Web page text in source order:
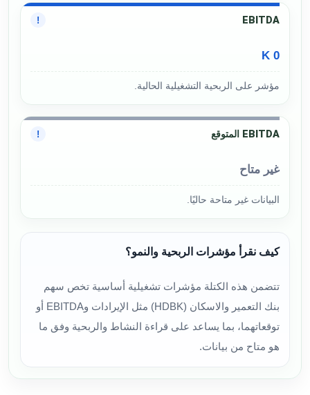
EBITDA
!
0 K
مؤشر على الربحية التشغيلية الحالية.
EBITDA المتوقع !
غير متاح
البيانات غير متاحة حاليًا.
كيف نقرأ مؤشرات الربحية والنمو؟
تتضمن هذه الكتلة مؤشرات تشغيلية أساسية تخص سهم
بنك التعمير والاسكان (HDBK) مثل الإيرادات وEBITDA أو
توقعاتهما، بما يساعد على قراءة النشاط والربحية وفق ما
هو متاح من بيانات.